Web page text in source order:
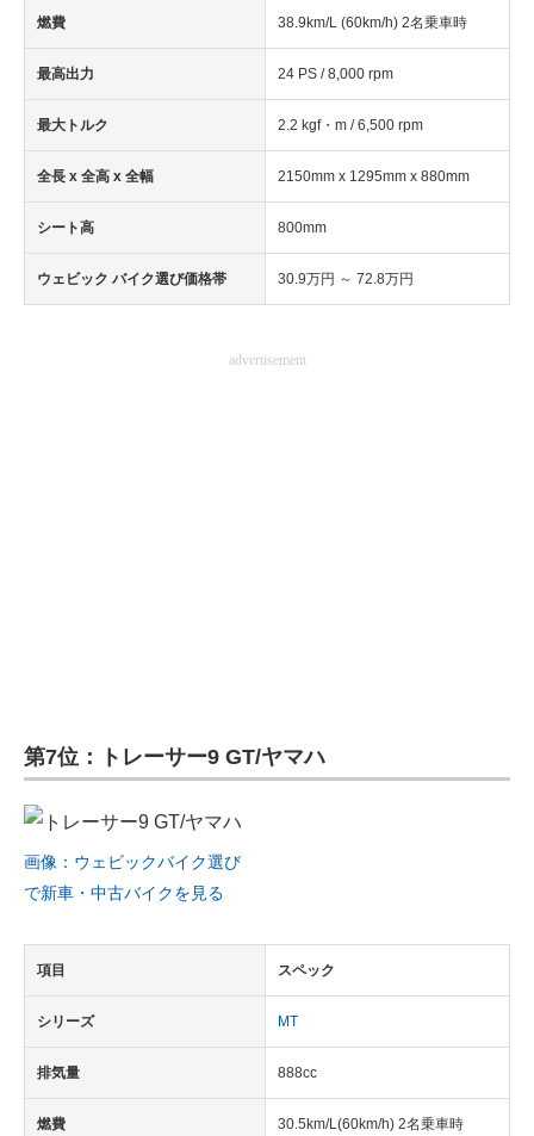
燃費 38.9km/L (60km/h) 2名乗車時
最高出力 24 PS / 8,000 rpm
最大トルク 2.2 kgf・m / 6,500 rpm
全長 x 全高 x 全幅 2150mm x 1295mm x 880mm
シート高 800mm
ウェビック バイク選び価格帯 30.9万円 ～ 72.8万円
advertisement
第7位：トレーサー9 GT/ヤマハ
画像：ウェビックバイク選び
で新車・中古バイクを見る
項目 スペック
シリーズ MT
排気量 888cc
燃費 30.5km/L(60km/h) 2名乗車時